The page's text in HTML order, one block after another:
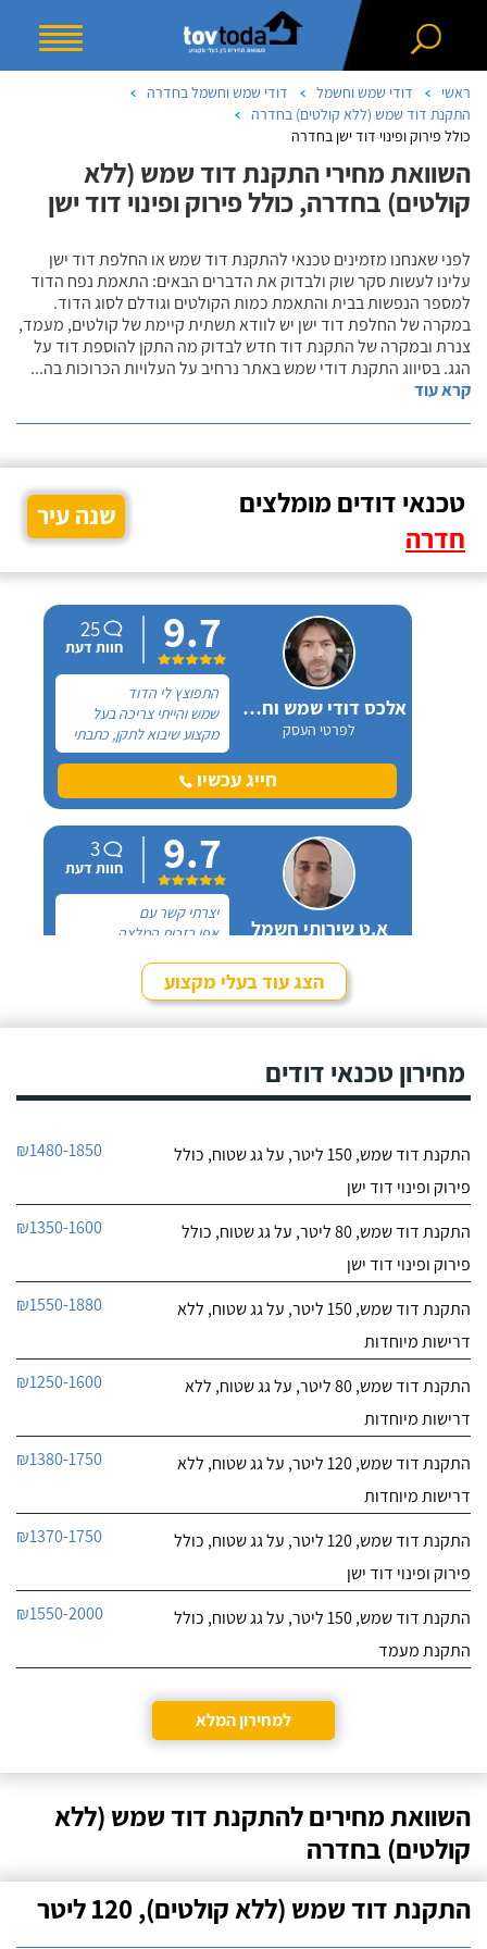
ראשי דודי שמש וחשמל
דודי שמש וחשמל בחדרה
התקנת דוד שמש (ללא קולטים) בחדרה
כולל פירוק ופינוי דוד ישן בחדרה
השוואת מחירי התקנת דוד שמש (ללא
קולטים) בחדרה, כולל פירוק ופינוי דוד ישן
לפני שאנחנו מזמינים טכנאי להתקנת דוד שמש או החלפת דוד ישן
עלינו לעשות סקר שוק ולבדוק את הדברים הבאים: התאמת נפח הדוד
למספר הנפשות בבית והתאמת כמות הקולטים וגודלם לסוג הדוד.
במקרה של החלפת דוד ישן יש לוודא תשתית קיימת של קולטים, מעמד,
צנרת ובמקרה של התקנת דוד חדש לבדוק מה התקן להוספת דוד על
הגג. בסיווג התקנת דודי שמש באתר נרחיב על העלויות הכרוכות בה...
קרא עוד
טכנאי דודים מומלצים
חדרה
שנה עיר
אלכס דודי שמש וחשמל
לפרטי העסק
9.7
25
חוות דעת
התפוצץ לי הדוד
שמש והייתי צריכה בעל
מקצוע שיבוא לתקן, כתבתי
בגוגל טכנאי דודים ואז
הגעתי לקבוצה של העיר
חיפה בפייסבוק, שם כמה
דודי שמש וחשמל".
חייג עכשיו
א.ט שירותי חשמל
9.7
3
חוות דעת
יצרתי קשר עם
אפי בזכות המלצה
אחר ובסופו של דבר,
התרשמתי ממנו לטובהחייג עכשיו
הצג עוד בעלי מקצוע
מחירון טכנאי דודים
התקנת דוד שמש, 150 ליטר, על גג שטוח, כולל
פירוק ופינוי דוד ישן
₪1480-1850
התקנת דוד שמש, 80 ליטר, על גג שטוח, כולל
פירוק ופינוי דוד ישן
₪1350-1600
התקנת דוד שמש, 150 ליטר, על גג שטוח, ללא
דרישות מיוחדות
₪1550-1880
התקנת דוד שמש, 80 ליטר, על גג שטוח, ללא
דרישות מיוחדות
₪1250-1600
התקנת דוד שמש, 120 ליטר, על גג שטוח, ללא
דרישות מיוחדות
₪1380-1750
התקנת דוד שמש, 120 ליטר, על גג שטוח, כולל
פירוק ופינוי דוד ישן
₪1370-1750
התקנת דוד שמש, 150 ליטר, על גג שטוח, כולל
התקנת מעמד
₪1550-2000
למחירון המלא
השוואת מחירים להתקנת דוד שמש (ללא
קולטים) בחדרה
התקנת דוד שמש (ללא קולטים), 120 ליטר